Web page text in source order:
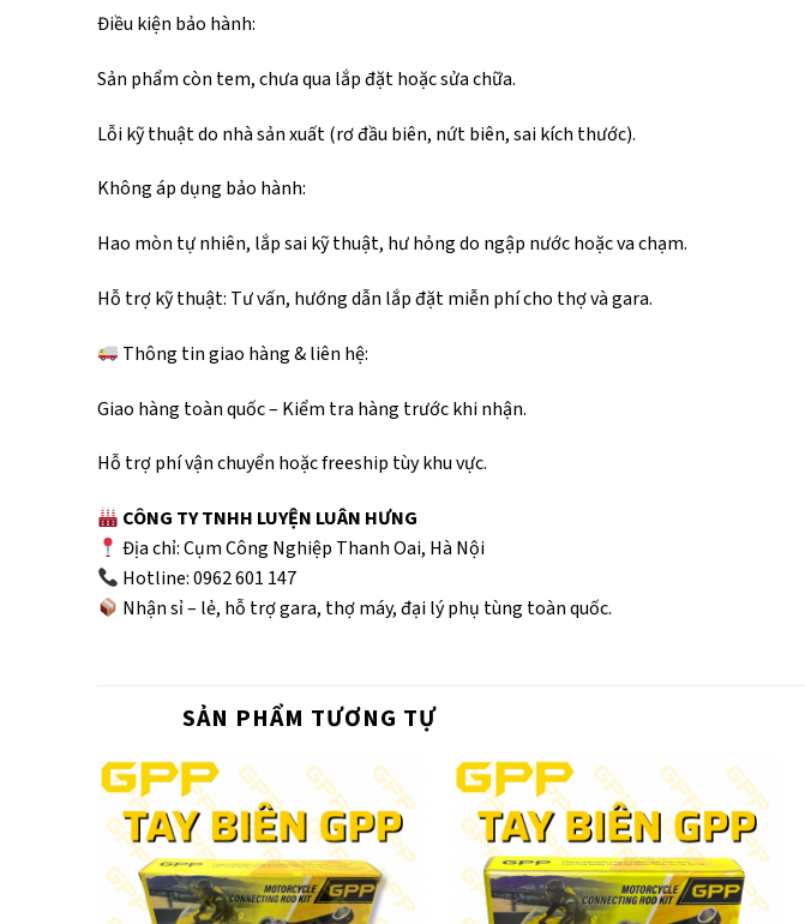
Điều kiện bảo hành:
Sản phẩm còn tem, chưa qua lắp đặt hoặc sửa chữa.
Lỗi kỹ thuật do nhà sản xuất (rơ đầu biên, nứt biên, sai kích thước).
Không áp dụng bảo hành:
Hao mòn tự nhiên, lắp sai kỹ thuật, hư hỏng do ngập nước hoặc va chạm.
Hỗ trợ kỹ thuật: Tư vấn, hướng dẫn lắp đặt miễn phí cho thợ và gara.
Thông tin giao hàng & liên hệ:
Giao hàng toàn quốc – Kiểm tra hàng trước khi nhận.
Hỗ trợ phí vận chuyển hoặc freeship tùy khu vực.
CÔNG TY TNHH LUYỆN LUÂN HƯNG
Địa chỉ: Cụm Công Nghiệp Thanh Oai, Hà Nội
Hotline: 0962 601 147
Nhận sỉ – lẻ, hỗ trợ gara, thợ máy, đại lý phụ tùng toàn quốc.
SẢN PHẨM TƯƠNG TỰ